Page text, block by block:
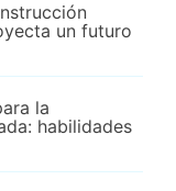
un futuro
la
habilidades